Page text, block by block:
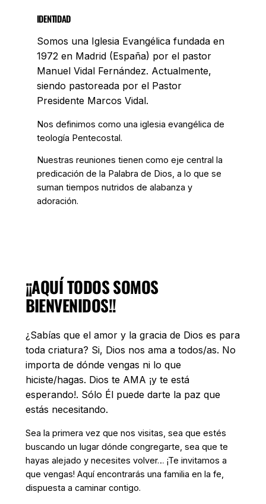
IDENTIDAD
Somos una Iglesia Evangélica fundada en
1972 en Madrid (España) por el pastor
Manuel Vidal Fernández. Actualmente,
siendo pastoreada por el Pastor
Presidente Marcos Vidal.
Nos definimos como una iglesia evangélica de
teología Pentecostal.
Nuestras reuniones tienen como eje central la
predicación de la Palabra de Dios, a lo que se
suman tiempos nutridos de alabanza y
adoración.
¡¡AQUÍ TODOS SOMOS
BIENVENIDOS!!
¿Sabías que el amor y la gracia de Dios es para
toda criatura? Si, Dios nos ama a todos/as. No
importa de dónde vengas ni lo que
hiciste/hagas. Dios te AMA ¡y te está
esperando!. Sólo Él puede darte la paz que
estás necesitando.
Sea la primera vez que nos visitas, sea que estés
buscando un lugar dónde congregarte, sea que te
hayas alejado y necesites volver… ¡Te invitamos a
que vengas! Aquí encontrarás una familia en la fe,
dispuesta a caminar contigo.